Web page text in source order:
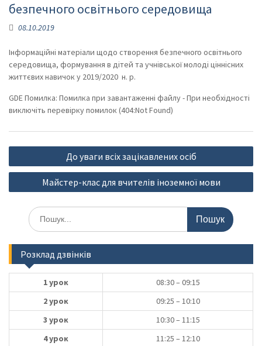
безпечного освітнього середовища
08.10.2019
Інформаційні матеріали щодо створення безпечного освітнього
середовища, формування в дітей та учнівської молоді ціннісних
життєвих навичок у 2019/2020 н. р.
GDE Помилка: Помилка при завантаженні файлу - При необхідності
виключіть перевірку помилок (404:Not Found)
Навігація
записів
До уваги всіх зацікавлених осіб
Майстер-клас для вчителів іноземної мови
Шукати:
Розклад дзвінків
1 урок
08:30 – 09:15
2 урок
09:25 – 10:10
3 урок
10:30 – 11:15
4 урок
11:25 – 12:10